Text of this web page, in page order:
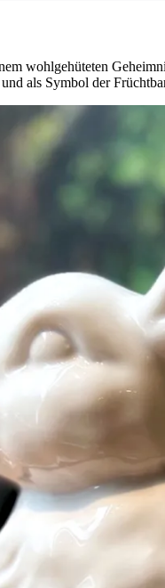
wohlgehüteten
als Symbol der